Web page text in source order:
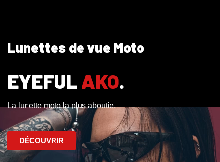
Lunettes de vue Moto
EYEFULAKO.
La lunette moto la plus aboutie.
DÉCOUVRIR